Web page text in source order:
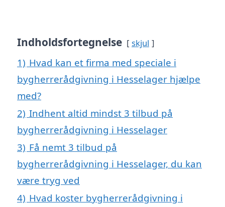
Indholdsfortegnelse skjul
1) Hvad kan et firma med speciale i
bygherrerådgivning i Hesselager hjælpe
med?
2) Indhent altid mindst 3 tilbud på
bygherrerådgivning i Hesselager
3) Få nemt 3 tilbud på
bygherrerådgivning i Hesselager, du kan
være tryg ved
4) Hvad koster bygherrerådgivning i